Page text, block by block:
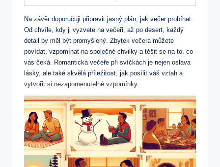
Na závěr doporučuji připravit jasný plán, jak večer probíhat.
Od chvíle, kdy ji vyzvete na ​večeři, až po desert, každý
detail by měl být promyšlený. Zbytek večera můžete
povídat, vzpomínat na společné chvilky a těšit se‌ na to, co
vás ⁣čeká. Romantická večeře při svíčkách je nejen ⁢oslava⁤
lásky, ale také skvělá ​příležitost, jak posílit váš ‌vztah a
vytvořit si nezapomenutelné vzpomínky.